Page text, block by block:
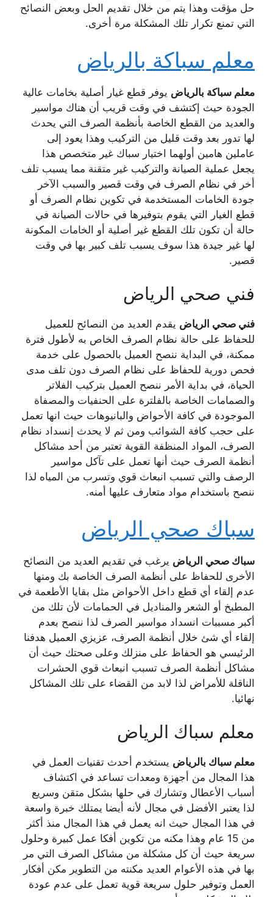
حل مؤقت وهذا يتم من خلال تقديم الحل وبعض النصائح
التي تمنع تكرار تلك المشكلة مرة أخرى.
معلم سباكة بالرياض
معلم سباكة بالرياض يوفر قطع غيار أصلية بخامات عالية
الجودة حيث إكتشف في وقت قريب أن هناك مواسير
والعديد من القطع الخاصة بأنظمة الصرف التي يحدث
لها تدور بعد وقت قليل من التركيب وهذا يعود إلى
عاملين هامين أولهما اختيار سباك غير متخصص هذا
يجعل عملية الصيانة والتركيب غير متقنة مما يسبب تلف
أخر في نظام الصرف في وقت قصير والسبب الآخر
جودة الخامات المستخدمة في تكوين نظام الصرف أو
قطع الغيار التي يقوم بتوفيرها في حالات الصيانة في
حالة أن تكون تلك القطع غير أصلية أو الخامات المكونة
لها غير جيدة هذا سوف يسبب تلف كبير بها في وقت
قصير.
فني صحي الرياض
فني صحي الرياض يقدم العديد من النصائح للعميل
للحفاظ على حالة نظام الصرف الخاص به لأطول فترة
ممكنة، في البداية ننصح العميل بالحصول على خدمة
فحص دورية للحفاظ على نظام الصرف دون تلف مدى
الحياة، في بداية الأمر ننصح العميل بتركيب الفلاتر
والصمامات الخاصة بالفلترة على الحنفيات والمصفاة
الموجودة في كافة الأحواض والبانيوهات حيث انها تعمل
على حجب كافة الشوائب ومن ثم لا يحدث إنسداد نظام
الصرف، المواد المنظفة القوية تعتبر من أحد مشاكل
أنظمة الصرف حيث أنها تعمل على تآكل مواسير
الرصف والتي تسبب انبعاث قوي وتسرب من المياه لذا
ننصح باستخدام مواد متعارف عليها أمنه.
سباك صحي الرياض
سباك صحي الرياض يرغب في تقديم العديد من النصائح
الأخرى للحفاظ على أنظمة الصرف الخاصة بك ومنها
عدم إلقاء أي قطع داخل الأحواض مثل بقايا الأطعمة في
المطبخ أو الشعر والمناديل في الحمامات لأن تلك من
أكبر مسببات انسداد مواسير الصرف لذا ننصح بعدم
إلقاء أي شئ خلال أنظمة الصرف، عزيزي العميل هدفنا
الرئيسي هو الحفاظ على منزلك وعلى صحتك حيث أن
مشاكل أنظمة الصرف تسبب انبعاث قوي الحشرات
الناقلة للأمراض لذا لابد من القضاء على تلك المشاكل
نهائيا.
معلم سباك الرياض
معلم سباك بالرياض يستخدم أحدث تقنيات العمل في
هذا المجال من أجهزة ومعدات تساعد في اكتشاف
أسباب الأعطال وتشارك في حلها بشكل متقن وسريع
لذا يعتبر الأفضل في مجال لأنه أيضا يمتلك خبرة واسعة
في هذا المجال حيث انه يعمل في هذا المجال منذ أكثر
من 15 عام وهذا مكنه من تكوين أفكا عمل كبيرة وحلول
سريعة حيث أن كل مشكلة من مشاكل الصرف التي مر
بها في هذه الأعوام العديد مكنته من التطوير مكن أفكار
العمل وتوفير حلول سريعة قوية تعمل على عدم عودة